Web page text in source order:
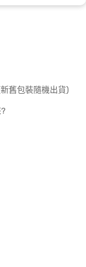
舊包裝隨機出貨)